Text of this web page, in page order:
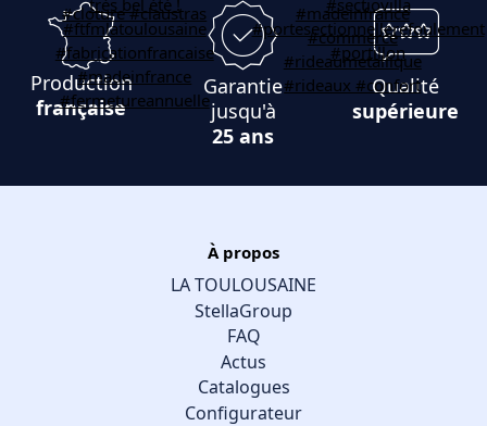
Production
française
Garantie
jusqu'à
25 ans
Qualité
supérieure
À propos
LA TOULOUSAINE
StellaGroup
FAQ
Actus
Catalogues
Configurateur